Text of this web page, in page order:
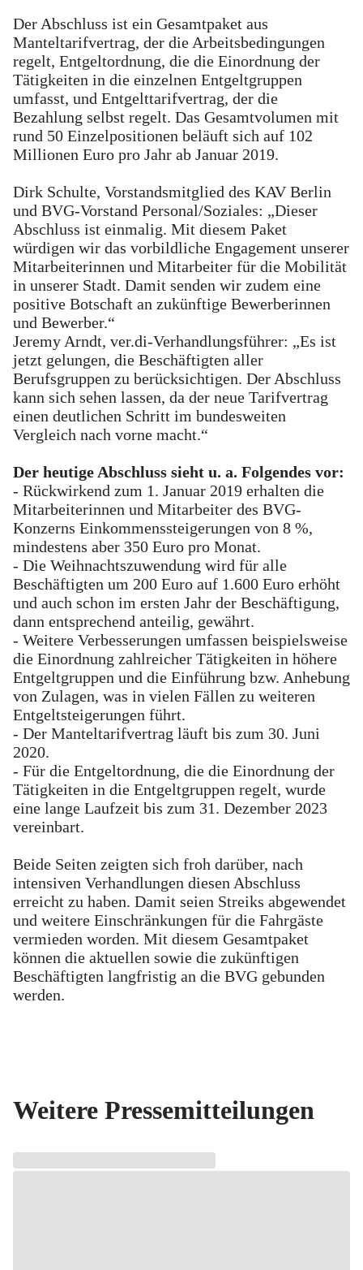
Der Abschluss ist ein Gesamtpaket aus
Manteltarifvertrag, der die Arbeitsbedingungen
regelt, Entgeltordnung, die die Einordnung der
Tätigkeiten in die einzelnen Entgeltgruppen
umfasst, und Entgelttarifvertrag, der die
Bezahlung selbst regelt. Das Gesamtvolumen mit
rund 50 Einzelpositionen beläuft sich auf 102
Millionen Euro pro Jahr ab Januar 2019.
Dirk Schulte, Vorstandsmitglied des KAV Berlin
und BVG-Vorstand Personal/Soziales: „Dieser
Abschluss ist einmalig. Mit diesem Paket
würdigen wir das vorbildliche Engagement unserer
Mitarbeiterinnen und Mitarbeiter für die Mobilität
in unserer Stadt. Damit senden wir zudem eine
positive Botschaft an zukünftige Bewerberinnen
und Bewerber.“
Jeremy Arndt, ver.di-Verhandlungsführer: „Es ist
jetzt gelungen, die Beschäftigten aller
Berufsgruppen zu berücksichtigen. Der Abschluss
kann sich sehen lassen, da der neue Tarifvertrag
einen deutlichen Schritt im bundesweiten
Vergleich nach vorne macht.“
Der heutige Abschluss sieht u. a. Folgendes vor:
- Rückwirkend zum 1. Januar 2019 erhalten die
Mitarbeiterinnen und Mitarbeiter des BVG-
Konzerns Einkommenssteigerungen von 8 %,
mindestens aber 350 Euro pro Monat.
- Die Weihnachtszuwendung wird für alle
Beschäftigten um 200 Euro auf 1.600 Euro erhöht
und auch schon im ersten Jahr der Beschäftigung,
dann entsprechend anteilig, gewährt.
- Weitere Verbesserungen umfassen beispielsweise
die Einordnung zahlreicher Tätigkeiten in höhere
Entgeltgruppen und die Einführung bzw. Anhebung
von Zulagen, was in vielen Fällen zu weiteren
Entgeltsteigerungen führt.
- Der Manteltarifvertrag läuft bis zum 30. Juni
2020.
- Für die Entgeltordnung, die die Einordnung der
Tätigkeiten in die Entgeltgruppen regelt, wurde
eine lange Laufzeit bis zum 31. Dezember 2023
vereinbart.
Beide Seiten zeigten sich froh darüber, nach
intensiven Verhandlungen diesen Abschluss
erreicht zu haben. Damit seien Streiks abgewendet
und weitere Einschränkungen für die Fahrgäste
vermieden worden. Mit diesem Gesamtpaket
können die aktuellen sowie die zukünftigen
Beschäftigten langfristig an die BVG gebunden
werden.
Weitere Pressemitteilungen